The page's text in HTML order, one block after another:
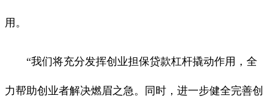
用。
“我们将充分发挥创业担保贷款杠杆撬动作用，全
力帮助创业者解决燃眉之急。同时，进一步健全完善创